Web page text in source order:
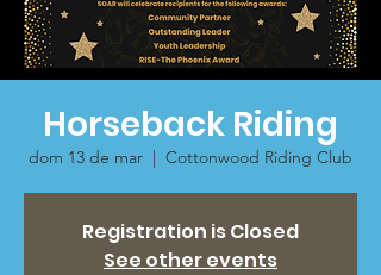
Horseback Riding
dom 13 de mar
  |
Cottonwood Riding Club
Registration is Closed
See other events